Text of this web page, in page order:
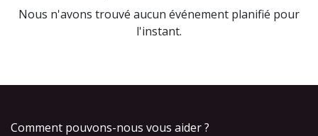
Nous n'avons trouvé aucun événement planifié pour
l'instant.
Comment pouvons-nous vous aider ?